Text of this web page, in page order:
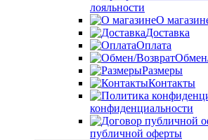
лояльности
О
Доставка
Оплата
Размеры
Контакты
конфиденциальности
публичной оферты